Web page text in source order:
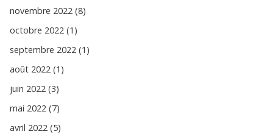
novembre 2022 (8)
octobre 2022 (1)
septembre 2022 (1)
août 2022 (1)
juin 2022 (3)
mai 2022 (7)
avril 2022 (5)